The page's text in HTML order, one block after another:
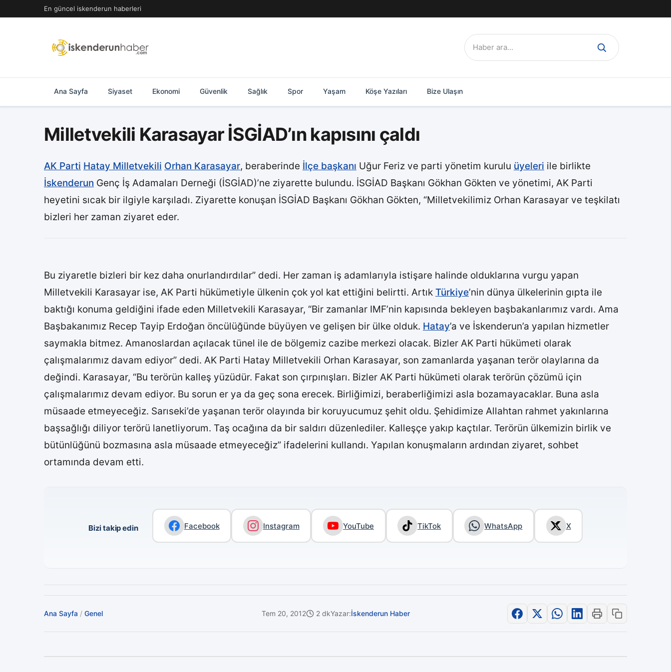
geç
En güncel iskenderun haberleri
Ara:
Ana Sayfa Siyaset Ekonomi Güvenlik Sağlık Spor Yaşam Köşe Yazıları Bize Ulaşın
Milletvekili Karasayar İSGİAD’ın kapısını çaldı
AK Parti Hatay Milletvekili Orhan Karasayar, beraberinde İlçe başkanı Uğur Feriz ve parti yönetim kurulu üyeleri ile birlikte
İskenderun Genç İş Adamaları Derneği (İSGİAD)’ne ziyarette bulundu. İSGİAD Başkanı Gökhan Gökten ve yönetimi, AK Parti
heyetini sıcak bir ilgiyle karşıladı. Ziyarette konuşan İSGİAD Başkanı Gökhan Gökten, “Milletvekilimiz Orhan Karasayar ve teşkilatı
bizleri her zaman ziyaret eder.
Bu ziyaretle bizleri bir kez daha onurlandırdılar” dedi. Her zaman iş adamlarıyla istişare halinde olduklarına vurgu yapan
Milletvekili Karasayar ise, AK Parti hükümetiyle ülkenin çok yol kat ettiğini belirtti. Artık Türkiye’nin dünya ülkelerinin gıpta ile
baktığı konuma geldiğini ifade eden Milletvekili Karasayar, “Bir zamanlar IMF’nin kapısında bekleyen başbakanlarımız vardı. Ama
Başbakanımız Recep Tayip Erdoğan öncülüğünde büyüyen ve gelişen bir ülke olduk. Hatay’a ve İskenderun’a yapılan hizmetler
saymakla bitmez. Amanoslardan açılacak tünel ile de bölgemiz cazibe merkezi olacak. Bizler AK Parti hükümeti olarak
çalışmalarımız davam ediyor” dedi. AK Parti Hatay Milletvekili Orhan Karasayar, son zamanlarda yaşanan terör olaylarına da
değindi. Karasayar, “Bu terörün kalleş yüzüdür. Fakat son çırpınışları. Bizler AK Parti hükümeti olarak terörün çözümü için
çalışmalarımız devam ediyor. Bu sorun er ya da geç sona erecek. Birliğimizi, beraberliğimizi asla bozamayacaklar. Buna asla
müsaade etmeyeceğiz. Sarıseki’de yaşanan terör olayında bir koruyucumuz şehit oldu. Şehidimize Allahtan rahmet yakınlarına
başsağlığı diliyor terörü lanetliyorum. Taş ocağına da bir saldırı düzenlediler. Kalleşçe yakıp kaçtılar. Terörün ülkemizin birlik ve
bütünlüğünü bozmasına asla müsaade etmeyeceğiz” ifadelerini kullandı. Yapılan konuşmaların ardından ziyaret, sohbet
ortamında devam etti.
Bizi takip edin Facebook Instagram YouTube TikTok WhatsApp X
Ana Sayfa / Genel Tem 20, 2012 2 dkYazar:İskenderun Haber